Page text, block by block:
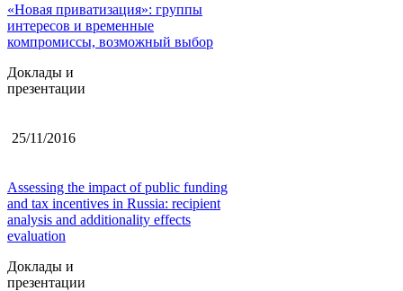
«Новая приватизация»: группы
интересов и временные
компромиссы, возможный выбор
Доклады и
презентации
25/11/2016
Assessing the impact of public funding
and tax incentives in Russia: recipient
analysis and additionality effects
evaluation
Доклады и
презентации